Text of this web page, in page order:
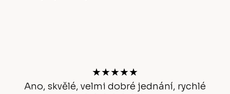
★★★★★
Ano, skvělé, velmi dobré jednání, rychlé